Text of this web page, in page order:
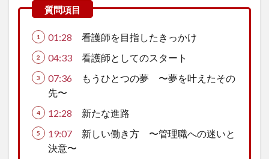
01:28 看護師を目指したきっかけ
04:33 看護師としてのスタート
07:36 もうひとつの夢 〜夢を叶えたその
先〜
12:28 新たな進路
19:07 新しい働き方 〜管理職への迷いと
決意〜